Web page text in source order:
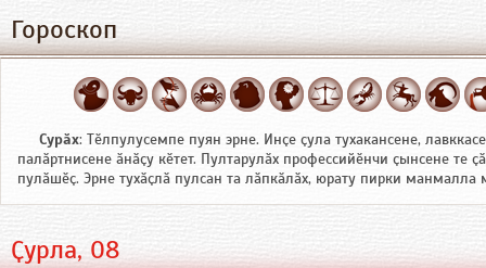
Гороскоп
Сурӑх: Тӗлпулусемпе пуян эрне. Инҫе ҫула тухакансене,
палӑртнисене ӑнӑҫу кӗтет. Пултарулӑх профессийӗнчи ҫынсене те
пулӑшӗҫ. Эрне тухӑҫлӑ пулсан та лӑпкӑлӑх, юрату пирки манмалла
Ҫурла, 08